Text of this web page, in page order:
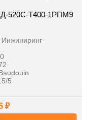
520С-Т400-1РПМ9
5
₽